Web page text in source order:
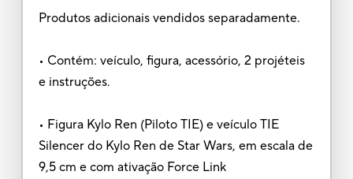
Produtos adicionais vendidos separadamente.
• Contém: veículo, figura, acessório, 2 projéteis
e instruções.
• Figura Kylo Ren (Piloto TIE) e veículo TIE
Silencer do Kylo Ren de Star Wars, em escala de
9,5 cm e com ativação Force Link